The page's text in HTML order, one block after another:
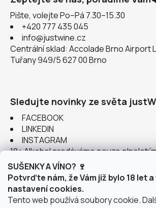
SUŠENKY A VÍNO? 🍷
Potvrďte nám, že Vám již bylo 18 let
nastavení cookies.
Tento web používá soubory cookie.
Pište, volejte Po–Pá 7.30–15.30
+420 777 435 045
info@justwine.cz
Centrální sklad: Accolade Brno Airport
Tuřany 949/5 627 00 Brno
Sledujte novinky ze světa
FACEBOOK
LINKEDIN
INSTAGRAM
18+ Alkohol prodáváme pouze
rozumem.